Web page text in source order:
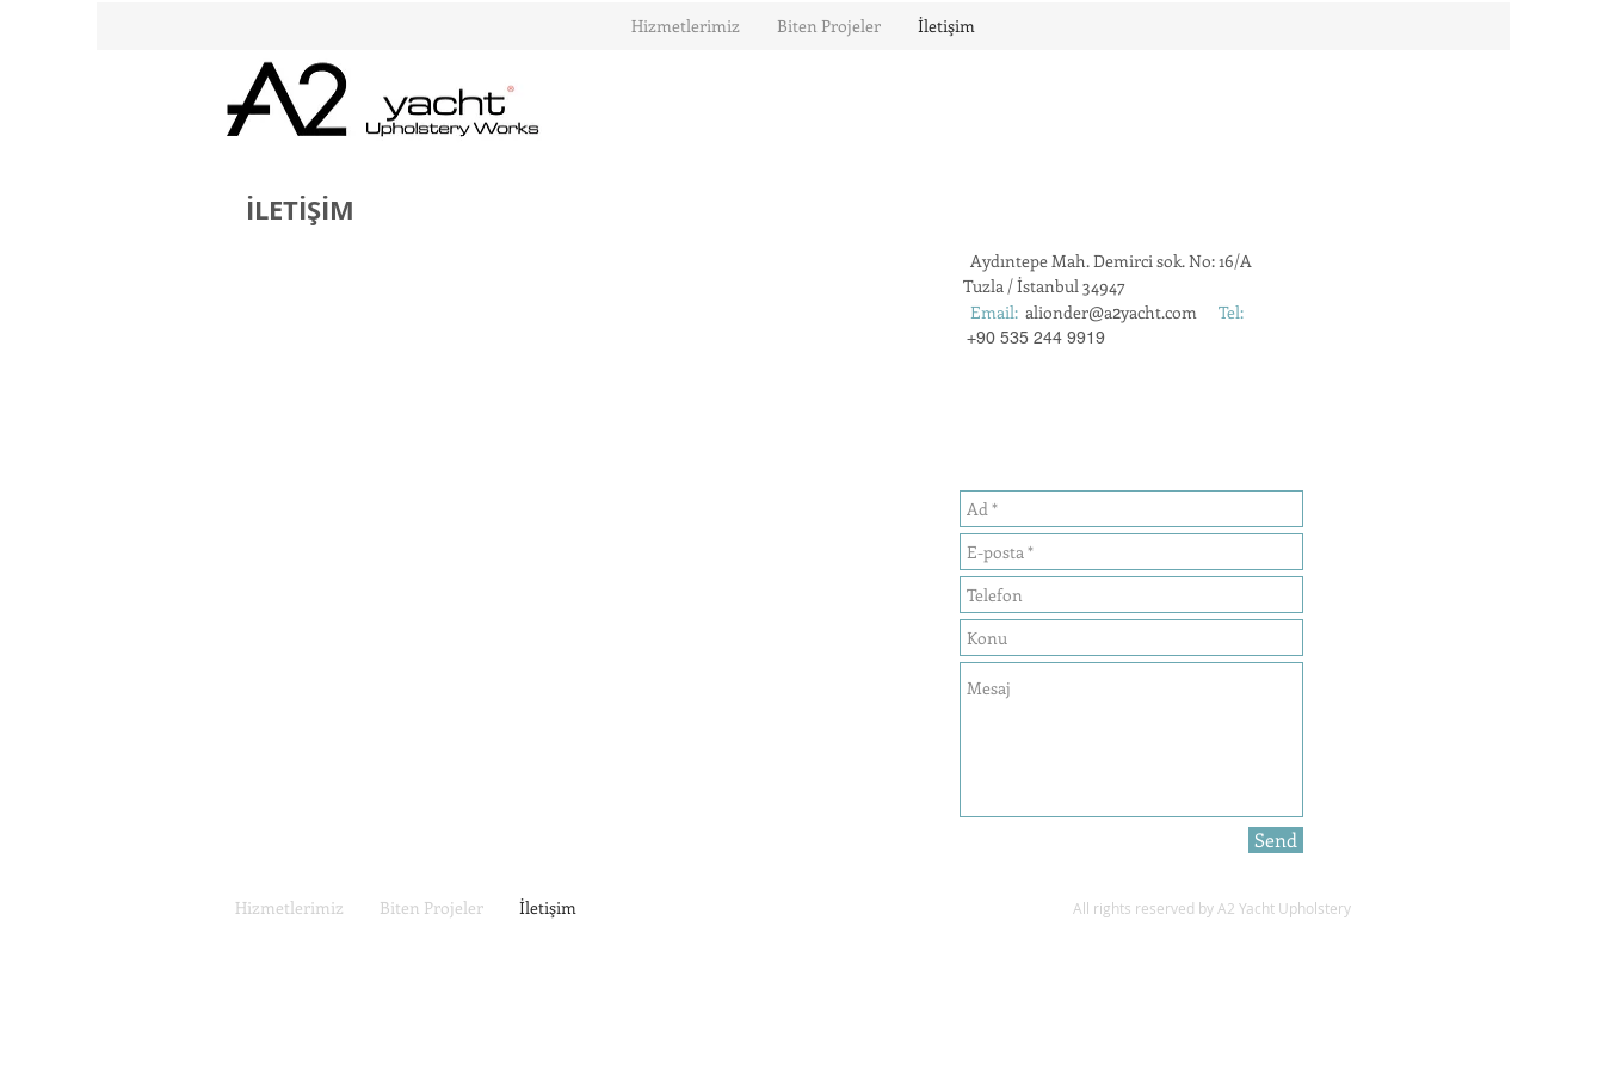
Hizmetlerimiz Biten Projeler İletişim
İLETİŞİM
Aydıntepe Mah. Demirci sok. No: 16/A
Tuzla / İstanbul 34947
Email: alionder@a2yacht.com Tel:
+90 535 244 9919
Send
All rights reserved by A2 Yacht Upholstery
Hizmetlerimiz Biten Projeler İletişim